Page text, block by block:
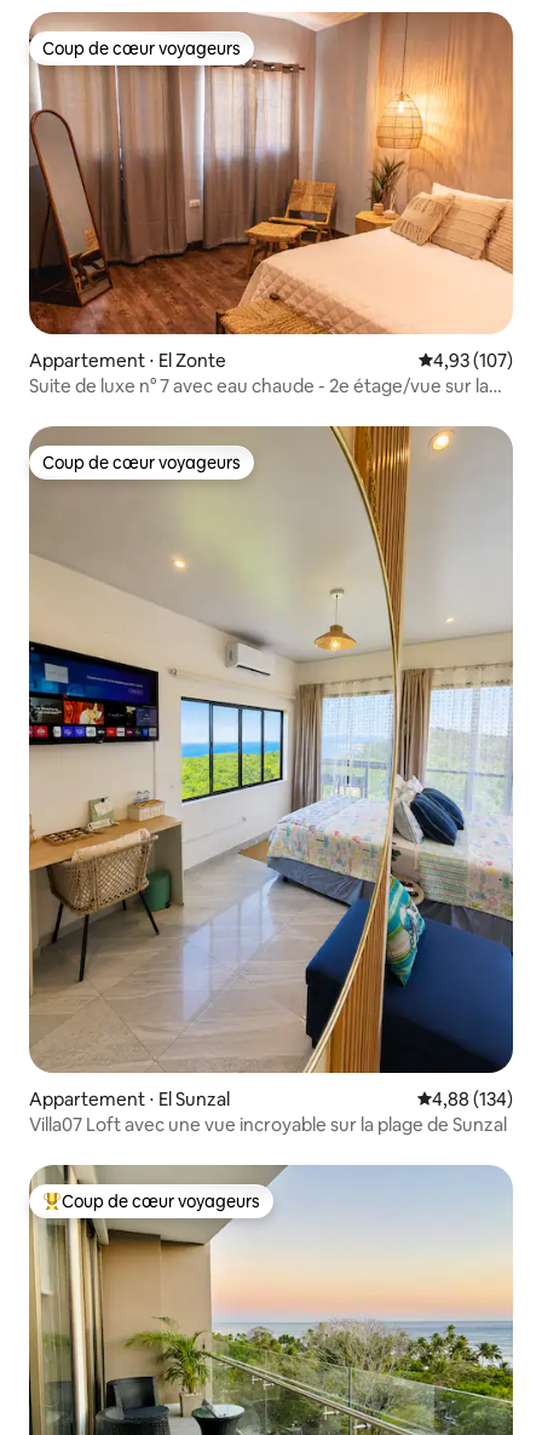
Coup de cœur voyageurs
Coup de cœur voyageurs
Appartement ⋅ El Zonte Évaluation
4,93 (107)
Suite de luxe n° 7 avec eau chaude - 2e étage/vue sur la
Coup de cœur voyageurs
Coup de cœur voyageurs
Appartement ⋅ El Sunzal Évaluation
4,88 (134)
Villa07 Loft avec une vue incroyable sur la plage de Sunzal
Coups de cœur voyageurs les plus appréciés
Coup de cœur voyageurs